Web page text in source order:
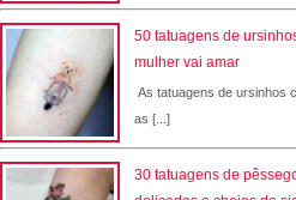
50 tatuagens de
mulher vai amar
As tatuagens de ursinhos
as [...]
30 tatuagens de